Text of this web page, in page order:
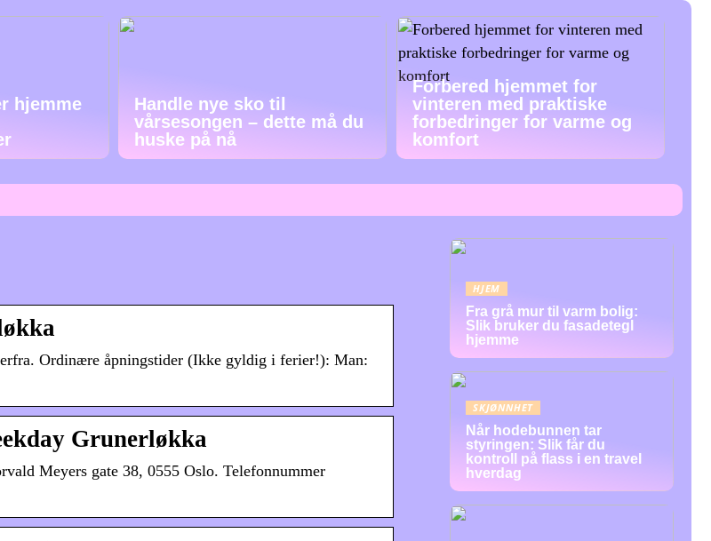
hjemme
Handle nye sko til
vårsesongen – dette må du
huske på nå
Forbered hjemmet for
vinteren med praktiske
forbedringer for varme og
komfort
Ordinære åpningstider (Ikke gyldig i ferier!): Man:
Grunerløkka
Meyers gate 38, 0555 Oslo. Telefonnummer
HJEM
Fra grå mur til varm bolig:
Slik bruker du fasadetegl
hjemme
SKJØNNHET
Når hodebunnen tar
styringen: Slik får du
kontroll på flass i en travel
hverdag